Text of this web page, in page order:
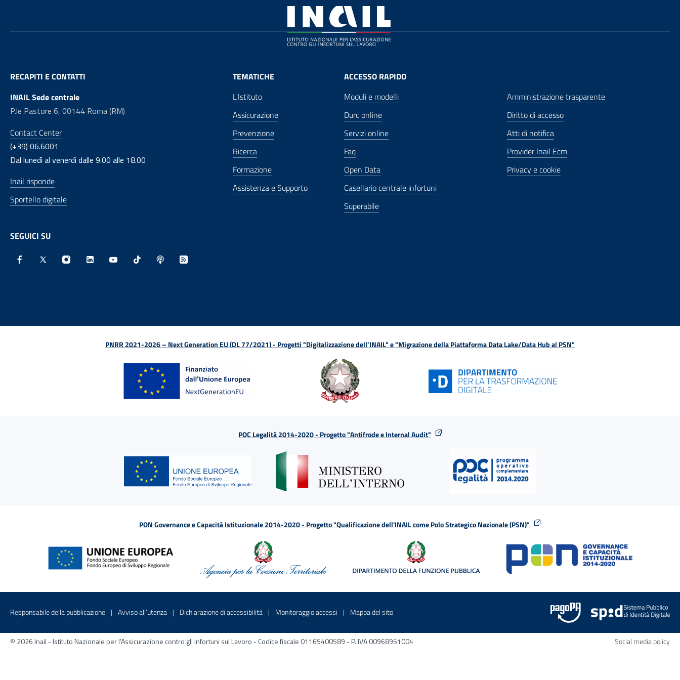
RECAPITI E CONTATTI
INAIL Sede centrale
P.le Pastore 6, 00144 Roma (RM)
Contact Center
(+39) 06.6001
Dal lunedì al venerdì dalle 9.00 alle 18.00
Inail risponde
Sportello digitale
SEGUICI SU
TEMATICHE
L'Istituto
Assicurazione
Prevenzione
Ricerca
Formazione
Assistenza e Supporto
ACCESSO RAPIDO
Moduli e modelli
Durc online
Servizi online
Faq
Open Data
Casellario centrale infortuni
Superabile
Amministrazione trasparente
Diritto di accesso
Atti di notifica
Provider Inail Ecm
Privacy e cookie
PNRR 2021-2026 – Next Generation EU (DL 77/2021) - Progetti "Digitalizzazione dell’INAIL" e "Migrazione della Piattaforma Data Lake/Data Hub al PSN"
POC Legalità 2014-2020 - Progetto "Antifrode e Internal Audit"
PON Governance e Capacità Istituzionale 2014-2020 - Progetto "Qualificazione dell'INAIL come Polo Strategico Nazionale (PSN)"
Menu di servizio
Responsabile della pubblicazione Sito interno - Apre in una nuova finestra
Avviso all’utenza Sito interno - Apre in una nuova finestra
Dichiarazione di accessibilità Sito interno - Apre in una nuova finestra
Monitoraggio accessi Sito interno - Apre in una nuova finestra
Mappa del sitoSito interno - Apre nella stessa finestra
© 2026 Inail - Istituto Nazionale per l'Assicurazione contro gli Infortuni sul Lavoro - Codice fiscale 01165400589 - P. IVA 00968951004 Social media policy